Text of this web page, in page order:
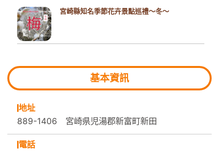
宮崎縣知名季節花卉景點巡禮～冬～
基本資訊
地址
889-1406 宮崎県児湯郡新富町新田
電話